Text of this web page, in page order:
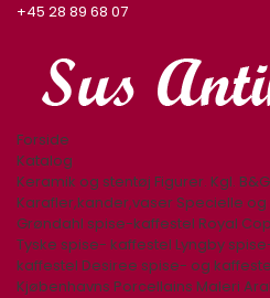
+45 28 89 68 07
Forside
Katalog
Keramik og stentøj Figurer. Kgl.
Karafler,kander,vaser Specielle
Grøndahl spise-kaffestel Royal
Tyske spise- kaffestel Lyngby
kaffestel Desiree spise- og
Kjøbenhavns Porcellains Maleri